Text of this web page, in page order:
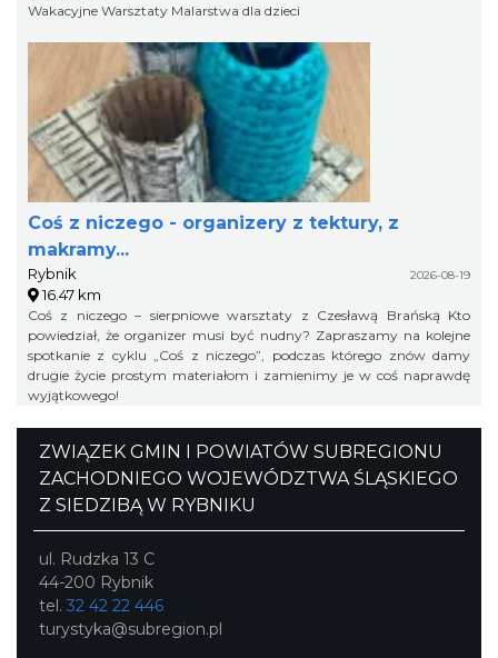
Wakacyjne Warsztaty Malarstwa dla dzieci
Coś z niczego - organizery z tektury, z
makramy...
Rybnik 2026-08-19
16.47 km
Coś z niczego – sierpniowe warsztaty z Czesławą Brańską Kto
powiedział, że organizer musi być nudny? Zapraszamy na kolejne
spotkanie z cyklu „Coś z niczego”, podczas którego znów damy
drugie życie prostym materiałom i zamienimy je w coś naprawdę
wyjątkowego!
ZWIĄZEK GMIN I POWIATÓW SUBREGIONU
ZACHODNIEGO WOJEWÓDZTWA ŚLĄSKIEGO
Z SIEDZIBĄ W RYBNIKU
ul. Rudzka 13 C
44-200 Rybnik
tel. 32 42 22 446
turystyka@subregion.pl